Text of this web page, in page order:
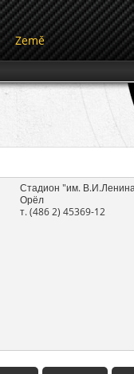
Země
Стадион "им.
Орёл
т. (486 2) 45369-12